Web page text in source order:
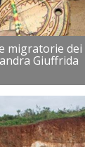
migratorie
Giuffrida